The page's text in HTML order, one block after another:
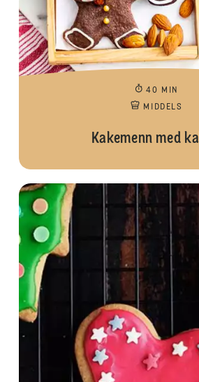
40 MIN
MIDDELS
Kakemenn med